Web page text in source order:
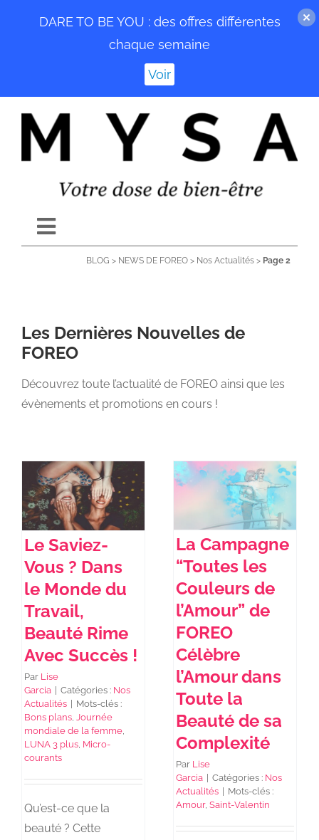
contenu
Toggle
Navigation
NEWS DE FOREO
SKINCARE
BEAUTÉ
À PROPOS
CONTACT
BLOG > NEWS DE FOREO > Nos Actualités > Page 2
Les Dernières Nouvelles de
FOREO
Découvrez toute l’actualité de FOREO ainsi que les
évènements et promotions en cours !
Le Saviez-
Vous ? Dans
le Monde du
Travail,
Beauté Rime
Avec Succès !
Par Lise
Garcia | Catégories : Nos
Actualités | Mots-clés :
Bons plans Journée
mondiale de la femme
LUNA 3 plus Micro-
courants
Qu’est-ce que la
beauté ? Cette
La Campagne
“Toutes les
Couleurs de
l’Amour” de
FOREO
Célèbre
l’Amour dans
Toute la
Beauté de sa
Complexité
Par Lise
Garcia
Catégories : Nos
Actualités
Mots-clés :
Amour,Saint-Valentin
DARE TO BE YOU : des offres différentes
chaque semaine
Voir